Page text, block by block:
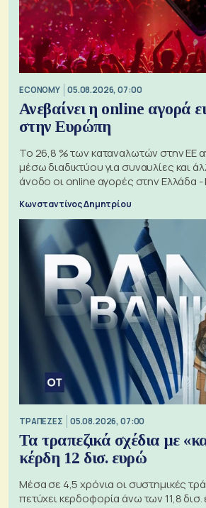
ECONOMY 05.08.2026, 07:00
Ανεβαίνει η online αγορά
στην Ευρώπη
Το 26,8 % των καταναλωτών στην ΕΕ
μέσω διαδικτύου για συναυλίες και
άνοδο οι online αγορές στην Ελλάδα -
Κωνσταντίνος Δημητρίου
ΤΡΑΠΕΖΕΣ 05.08.2026, 07:00
Τα τραπεζικά σχέδια με
κέρδη 12 δισ. ευρώ
Μέσα σε 4,5 χρόνια οι συστημικές
πετύχει κερδοφορία άνω των 11,8